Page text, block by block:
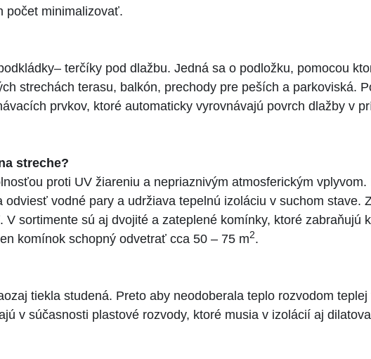
počet minimalizovať.
terčíky pod dlažbu. Jedná sa o podložku, pomocou
strechách terasu, balkón, prechody pre peších a parkoviská.
prvkov, ktoré automaticky vyrovnávajú povrch dlažby v
streche?
proti UV žiareniu a nepriaznivým atmosferickým
vodné pary a udržiava tepelnú izoláciu v suchom stave.
sortimente sú aj dvojité a zateplené komínky, ktoré zabraňujú
komínok schopný odvetrať cca 50 – 75 m2.
tiekla studená. Preto aby neodoberala teplo rozvodom
v súčasnosti plastové rozvody, ktoré musia v izolácií aj